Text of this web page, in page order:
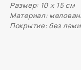
Размер: 10 x 15 см
Материал:
Покрытие: без